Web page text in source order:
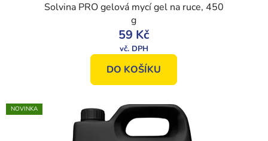
Solvina PRO gelová mycí gel na ruce, 450
g
59 Kč
DO KOŠÍKU
NOVINKA